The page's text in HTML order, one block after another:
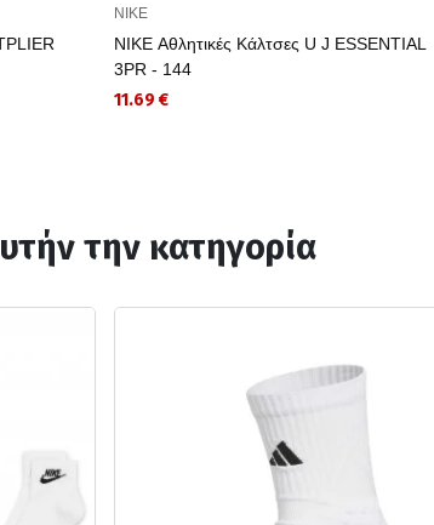
NIKE
NIKE Αθλητικές Κάλτσες U J ESSENTIAL
3PR - 144
11.69 €
την κατηγορία